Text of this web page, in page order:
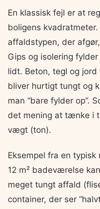
En klassisk fejl er at
boligens
affaldstypen, der
Gips og isolering
lidt. Beton, tegl og
bliver hurtigt tungt og
man “bare fylder op”.
det mening at tænke i
vægt (ton).
Eksempel fra en
12 m² badeværelse
meget tungt affald
container, der ser